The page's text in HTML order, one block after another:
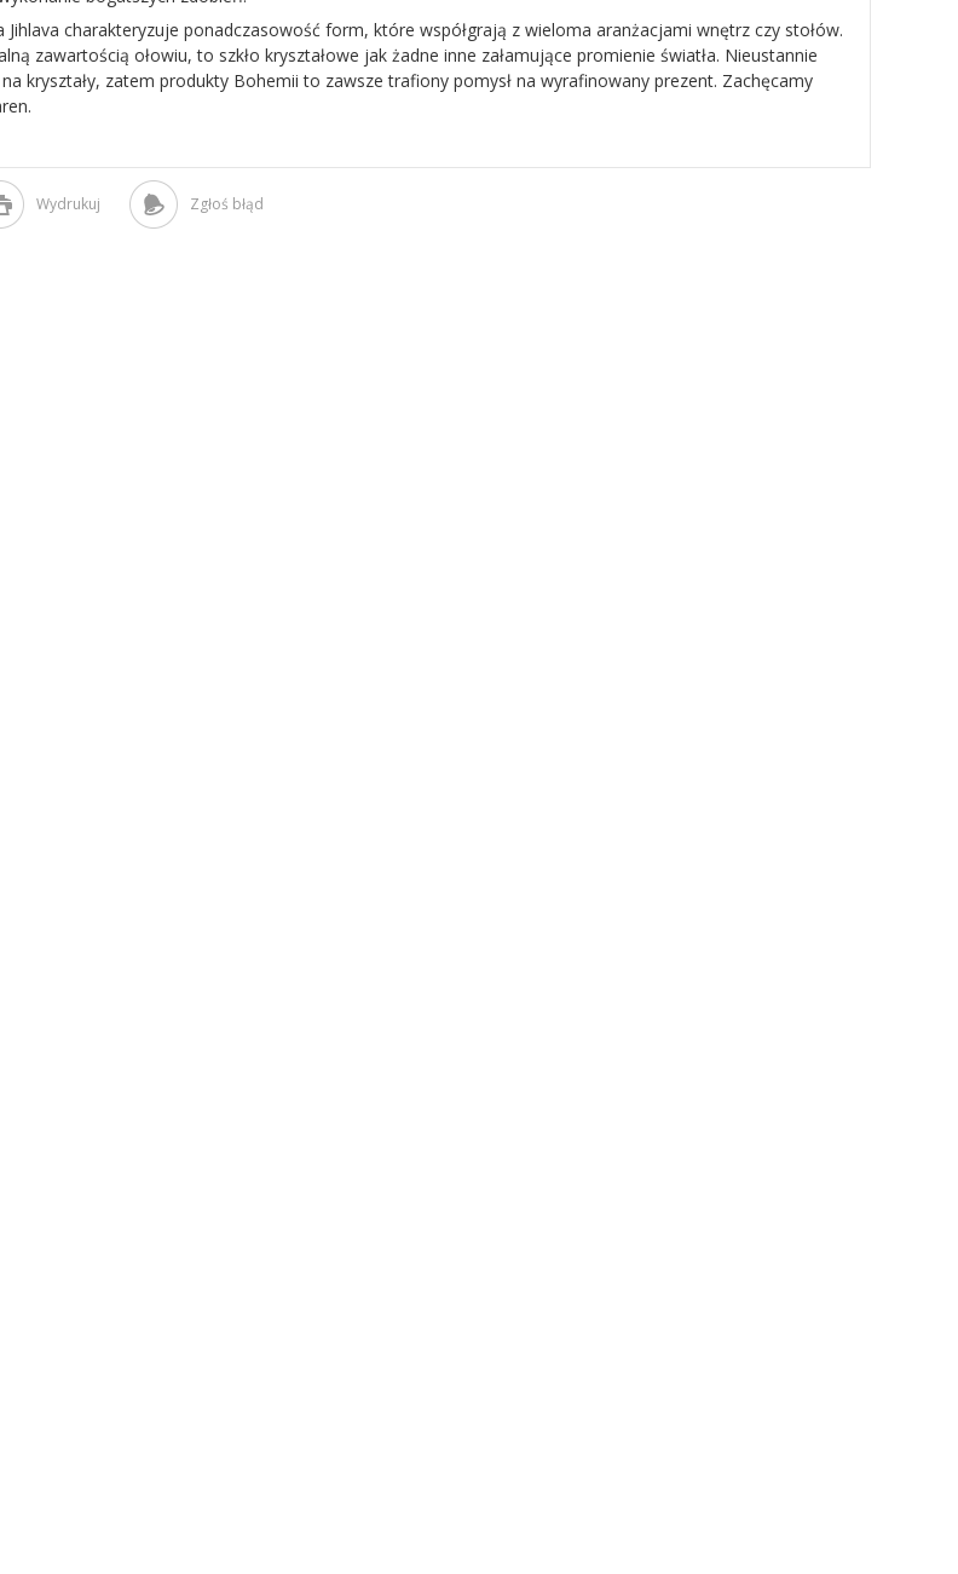
Jihlava charakteryzuje ponadczasowość form, które współgrają z wieloma aranżacjami wnętrz czy stołów.
zawartością ołowiu, to szkło kryształowe jak żadne inne załamujące promienie światła. Nieustannie
kryształy, zatem produkty Bohemii to zawsze trafiony pomysł na wyrafinowany prezent. Zachęcamy
Wydrukuj Zgłoś błąd